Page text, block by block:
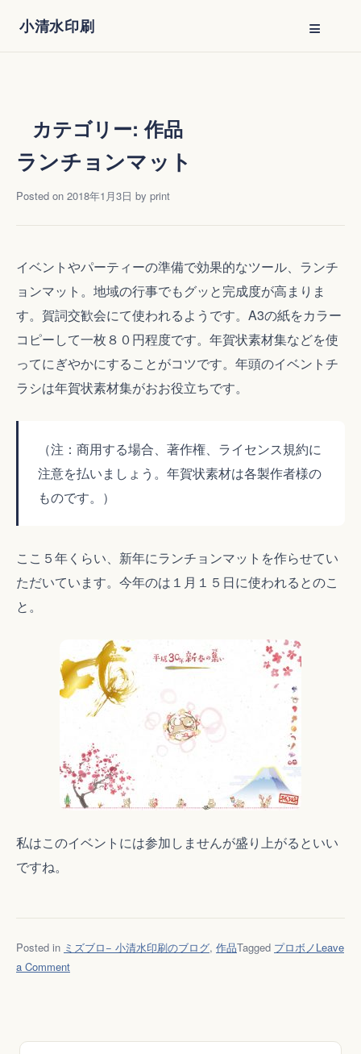
小清水印刷 ≡
カテゴリー:作品
ランチョンマット
Posted on 2018年1月3日 by print
イベントやパーティーの準備で効果的なツール、ランチ
ョンマット。地域の行事でもグッと完成度が高まりま
す。賀詞交歓会にて使われるようです。A3の紙をカラー
コピーして一枚８０円程度です。年賀状素材集などを使
ってにぎやかにすることがコツです。年頭のイベントチ
ラシは年賀状素材集がおお役立ちです。
（注：商用する場合、著作権、ライセンス規約に
注意を払いましょう。年賀状素材は各製作者様の
ものです。）
ここ５年くらい、新年にランチョンマットを作らせてい
ただいています。今年のは１月１５日に使われるとのこ
と。
私はこのイベントには参加しませんが盛り上がるといい
ですね。
Posted in ミズブロ− 小清水印刷のブログ, 作品Tagged プロボノLeave
a Commenton
ョ